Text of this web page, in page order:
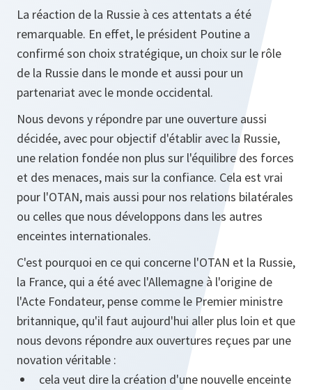
La réaction de la Russie à ces attentats a été
remarquable. En effet, le président Poutine a
confirmé son choix stratégique, un choix sur le rôle
de la Russie dans le monde et aussi pour un
partenariat avec le monde occidental.
Nous devons y répondre par une ouverture aussi
décidée, avec pour objectif d'établir avec la Russie,
une relation fondée non plus sur l'équilibre des forces
et des menaces, mais sur la confiance. Cela est vrai
pour l'OTAN, mais aussi pour nos relations bilatérales
ou celles que nous développons dans les autres
enceintes internationales.
C'est pourquoi en ce qui concerne l'OTAN et la Russie,
la France, qui a été avec l'Allemagne à l'origine de
l'Acte Fondateur, pense comme le Premier ministre
britannique, qu'il faut aujourd'hui aller plus loin et que
nous devons répondre aux ouvertures reçues par une
novation véritable :
cela veut dire la création d'une nouvelle enceinte